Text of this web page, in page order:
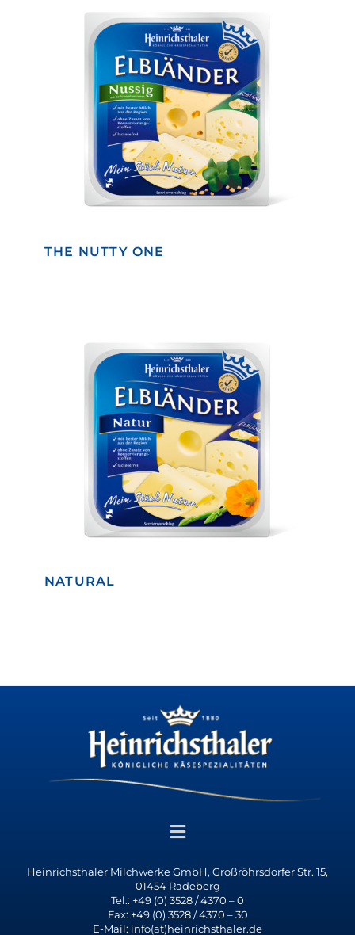
THE NUTTY ONE
NATURAL
Heinrichsthaler Milchwerke GmbH, Großröhrsdorfer Str. 15,
01454 Radeberg
Tel.: +49 (0) 3528 / 4370 – 0
Fax: +49 (0) 3528 / 4370 – 30
E-Mail: info(at)heinrichsthaler.de